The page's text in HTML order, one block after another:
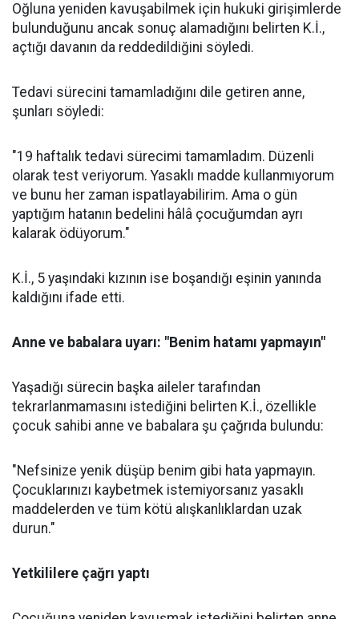
Oğluna yeniden kavuşabilmek için hukuki girişimlerde
bulunduğunu ancak sonuç alamadığını belirten K.İ.,
açtığı davanın da reddedildiğini söyledi.
Tedavi sürecini tamamladığını dile getiren anne,
şunları söyledi:
"19 haftalık tedavi sürecimi tamamladım. Düzenli
olarak test veriyorum. Yasaklı madde kullanmıyorum
ve bunu her zaman ispatlayabilirim. Ama o gün
yaptığım hatanın bedelini hâlâ çocuğumdan ayrı
kalarak ödüyorum."
K.İ., 5 yaşındaki kızının ise boşandığı eşinin yanında
kaldığını ifade etti.
Anne ve babalara uyarı: "Benim hatamı yapmayın"
Yaşadığı sürecin başka aileler tarafından
tekrarlanmamasını istediğini belirten K.İ., özellikle
çocuk sahibi anne ve babalara şu çağrıda bulundu:
"Nefsinize yenik düşüp benim gibi hata yapmayın.
Çocuklarınızı kaybetmek istemiyorsanız yasaklı
maddelerden ve tüm kötü alışkanlıklardan uzak
durun."
Yetkililere çağrı yaptı